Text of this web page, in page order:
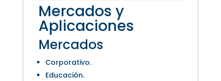
Mercados y
Aplicaciones
Mercados
Corporativo.
Educación.